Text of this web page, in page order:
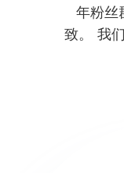
年粉丝
致。 我